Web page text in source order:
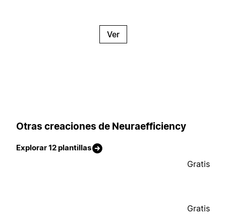
Ver
Otras creaciones de Neuraefficiency
Explorar 12 plantillas
Gratis
Gratis